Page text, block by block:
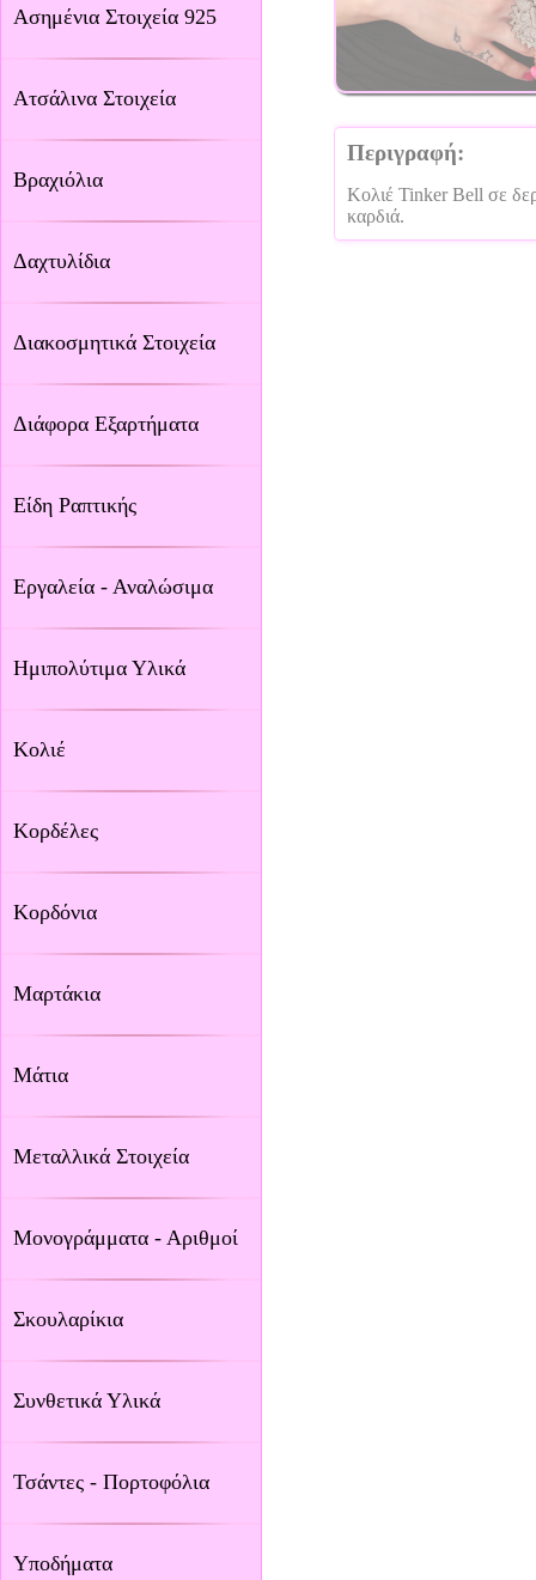
Ασημένια Στοιχεία 925
Ατσάλινα Στοιχεία
Βραχιόλια
Δαχτυλίδια
Διακοσμητικά Στοιχεία
Διάφορα Εξαρτήματα
Είδη Ραπτικής
Εργαλεία - Αναλώσιμα
Ημιπολύτιμα Υλικά
Κολιέ
Κορδέλες
Κορδόνια
Μαρτάκια
Μάτια
Μεταλλικά Στοιχεία
Μονογράμματα - Αριθμοί
Σκουλαρίκια
Συνθετικά Υλικά
Τσάντες - Πορτοφόλια
Υποδήματα
Περιγραφή:
Κολιέ Tinker Bell σε
καρδιά.